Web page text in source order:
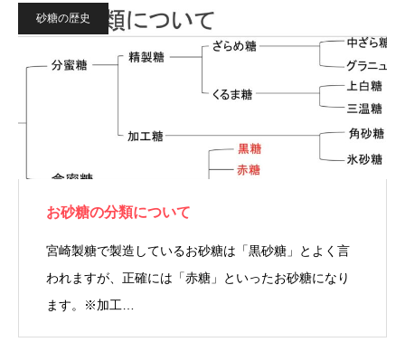
砂糖の歴史
お砂糖の分類について
宮崎製糖で製造しているお砂糖は「黒砂糖」とよく言
われますが、正確には「赤糖」といったお砂糖になり
ます。※加工…